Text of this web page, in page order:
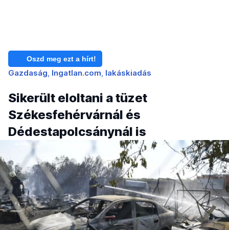
Oszd meg ezt a hírt!
Gazdaság Ingatlan.com lakáskiadás
Sikerült eloltani a tüzet
Székesfehérvárnál és
Dédestapolcsánynál is